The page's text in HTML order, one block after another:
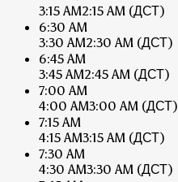
3:15 AM2:15 AM (ДСТ)
6:30 AM
3:30 AM2:30 AM (ДСТ)
6:45 AM
3:45 AM2:45 AM (ДСТ)
7:00 AM
4:00 AM3:00 AM (ДСТ)
7:15 AM
4:15 AM3:15 AM (ДСТ)
7:30 AM
4:30 AM3:30 AM (ДСТ)